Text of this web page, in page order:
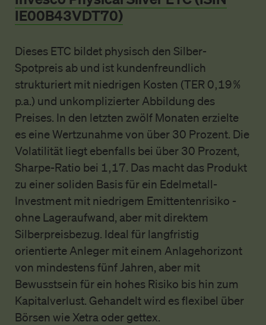
IE00B43VDT70)
Dieses ETC bildet physisch den Silber-
Spotpreis ab und ist kundenfreundlich
strukturiert mit niedrigen Kosten (TER 0,19 %
p.a.) und unkomplizierter Abbildung des
Preises. In den letzten zwölf Monaten erzielte
es eine Wertzunahme von über 30 Prozent. Die
Volatilität liegt ebenfalls bei über 30 Prozent,
Sharpe-Ratio bei 1,17. Das macht das Produkt
zu einer soliden Basis für ein Edelmetall-
Investment mit niedrigem Emittentenrisiko -
ohne Lageraufwand, aber mit direktem
Silberpreisbezug. Ideal für langfristig
orientierte Anleger mit einem Anlagehorizont
von mindestens fünf Jahren, aber mit
Bewusstsein für ein hohes Risiko bis hin zum
Kapitalverlust. Gehandelt wird es flexibel über
Börsen wie Xetra oder gettex.